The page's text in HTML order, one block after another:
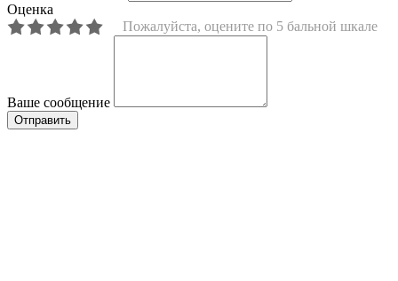
Оценка
Пожалуйста, оцените по 5 бальной шкале
Ваше сообщение